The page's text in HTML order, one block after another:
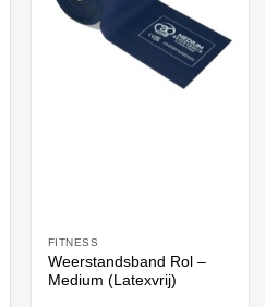
FITNESS
Weerstandsband Rol –
Medium (Latexvrij)